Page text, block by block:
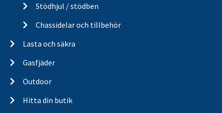
Stödhjul / stödben
Chassidelar och tillbehör
Lasta och säkra
Gasfjäder
Outdoor
Hitta din butik